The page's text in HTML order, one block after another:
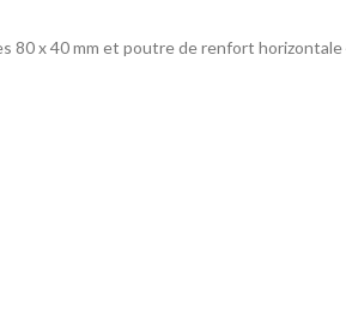
80 x 40 mm et poutre de renfort horizontale